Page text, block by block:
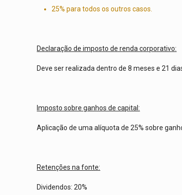
25% para todos os outros casos.
Declaração de imposto de renda corporativo:
Deve ser realizada dentro de 8 meses e 21
Imposto sobre ganhos de capital:
Aplicação de uma alíquota de 25% sobre
Retenções na fonte:
Dividendos: 20%